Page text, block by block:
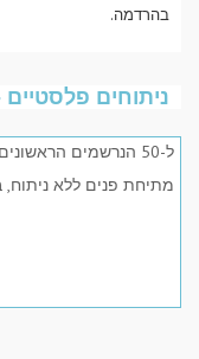
בהרדמה.
ניתוחים
ל-50 הנרשמים הראשונים!
מתיחת פנים ללא